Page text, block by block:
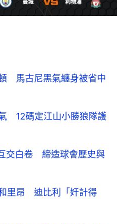
馬古尼黑氣纏身被省中
12碼定江山小勝狼隊護
交白卷 締造球會歷史與
里昂 迪比利「奸計得